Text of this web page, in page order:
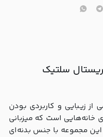
سلتیک
زیبایی و کاربردی بودن
خانه‌هایی است که میزبانی
مجموعه با جنس بدنه‌ای